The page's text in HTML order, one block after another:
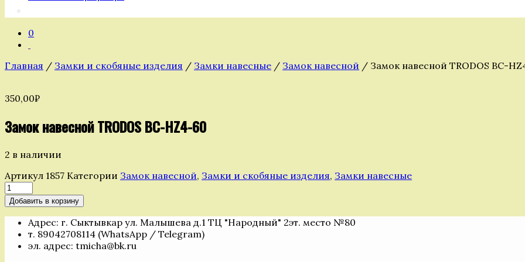
0
Главная / Замки и скобяные изделия / Замки навесные / Замок навесной / Замок навесной TRODOS BC-
350,00₽
Замок навесной TRODOS BC-HZ4-60
2 в наличии
Артикул 1857 Категории Замок навесной, Замки и скобяные изделия, Замки навесные
Количество
товара
Замок
навесной
TRODOS
BC-
Добавить в корзину
Адрес: г. Сыктывкар ул. Малышева д.1 ТЦ "Народный" 2эт. место №80
т. 89042708114 (WhatsApp / Telegram)
эл. адрес: tmicha@bk.ru